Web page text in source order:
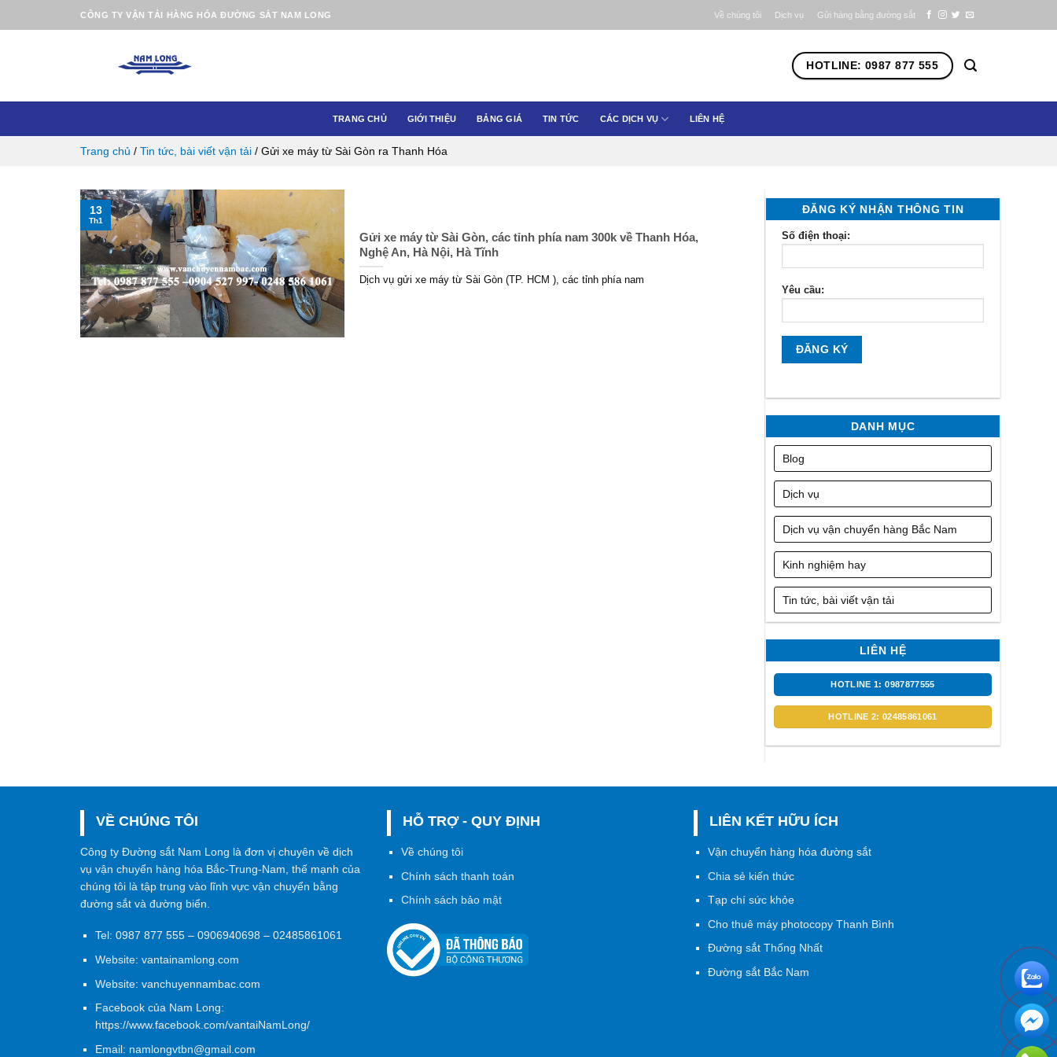
CÔNG TY VẬN TẢI HÀNG HÓA ĐƯỜNG SẮT NAM LONG Về chúng tôi Dịch vụ Gửi hàng bằng đường sắt
HOTLINE: 0987 877 555
TRANG CHỦ GIỚI THIỆU BẢNG GIÁ TIN TỨC CÁC DỊCH VỤ LIÊN HỆ
Trang chủ / Tin tức, bài viết vận tải / Gửi xe máy từ Sài Gòn ra Thanh Hóa
Gửi xe máy từ Sài Gòn, các tỉnh phía nam 300k về Thanh Hóa,
Nghệ An, Hà Nội, Hà Tĩnh
Dịch vụ gửi xe máy từ Sài Gòn (TP. HCM ), các tỉnh phía nam
13
Th1
ĐĂNG KÝ NHẬN THÔNG TIN
Số điện thoại:
Yêu cầu:
DANH MỤC
Blog
Dịch vụ
Dịch vụ vận chuyển hàng Bắc Nam
Kinh nghiệm hay
Tin tức, bài viết vận tải
LIÊN HỆ
HOTLINE 1: 0987877555
HOTLINE 2: 02485861061
VỀ CHÚNG TÔI
Công ty Đường sắt Nam Long là đơn vị chuyên về dịch
vụ vận chuyển hàng hóa Bắc-Trung-Nam, thế mạnh của
chúng tôi là tập trung vào lĩnh vực vận chuyển bằng
đường sắt và đường biển.
Tel: 0987 877 555– 0906940698– 02485861061
Website: vantainamlong.com
Website: vanchuyennambac.com
Facebook của Nam Long:
https://www.facebook.com/vantaiNamLong/
Email: namlongvtbn@gmail.com
HỖ TRỢ - QUY ĐỊNH
Về chúng tôi
Chính sách thanh toán
Chính sách bảo mật
LIÊN KẾT HỮU ÍCH
Vận chuyển hàng hóa đường sắt
Chia sẻ kiến thức
Tạp chí sức khỏe
Cho thuê máy photocopy Thanh Bình
Đường sắt Thống Nhất
Đường sắt Bắc Nam